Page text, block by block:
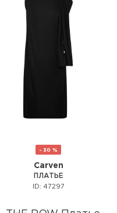
- 30 %
Carven
ПЛАТЬЕ
ID: 47297